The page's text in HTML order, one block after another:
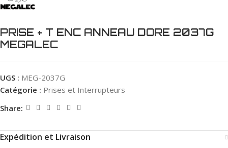
PRISE + T ENC ANNEAU DORE 2037G
MEGALEC
UGS : MEG-2037G
Catégorie : Prises et Interrupteurs
Share:
Expédition et Livraison